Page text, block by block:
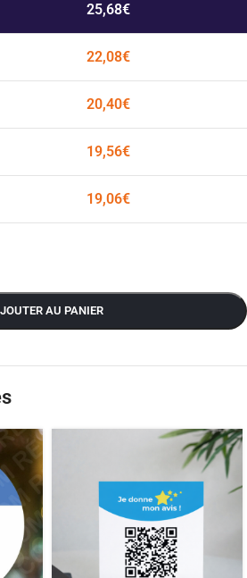
25,68€
22,08€
20,40€
19,56€
19,06€
AU PANIER